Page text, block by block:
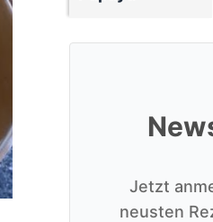
Jetzt
neusten